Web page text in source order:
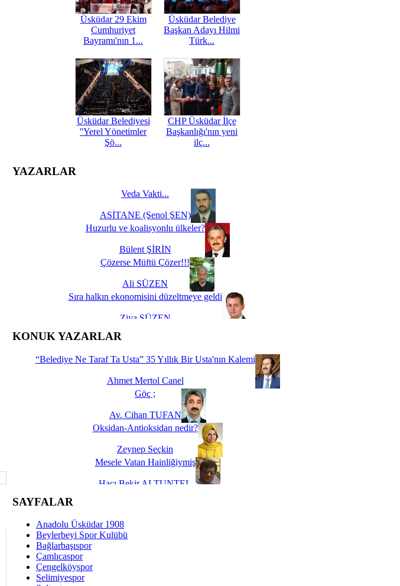
Üsküdar 29 Ekim
Cumhuriyet
Bayramı'nın 1...
Üsküdar Belediye
Başkan Adayı Hilmi
Türk...
Üsküdar Belediyesi
''Yerel Yönetimler
Şö...
CHP Üsküdar İlçe
Başkanlığı'nın yeni
ilç...
YAZARLAR
Veda Vakti...
ASİTANE (Şenol ŞEN)
Huzurlu ve koalisyonlu ülkeler?
Bülent ŞİRİN
Çözerse Müftü Çözer!!!
Ali SÜZEN
Sıra halkın ekonomisini düzeltmeye geldi
Ziya SÜZEN
İşte Biz buyuz...
KONUK YAZARLAR
“Belediye Ne Taraf Ta Usta” 35 Yıllık Bir Usta'nın Kalemi
Ahmet Mertol Canel
Göç ;
Av. Cihan TUFAN
Oksidan-Antioksidan nedir?
Zeynep Seçkin
Mesele Vatan Hainliğiymiş
Hacı Bekir ALTUNTEL
Dünya Fani, Ama Kısa Bir Süre De Olsa Burdayız
Hukukun Adaleti Kalmadı Üstadım!
SAYFALAR
Anadolu Üsküdar 1908
Beylerbeyi Spor Kulübü
Bağlarbaşıspor
Çamlıcaspor
Çengelköyspor
Selimiyespor